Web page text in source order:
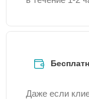
Даже если